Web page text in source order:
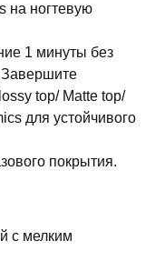
на ногтевую
1 минуты без
top/ Matte top/
для устойчивого
покрытия.
с мелким